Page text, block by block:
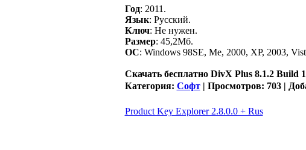
Год: 2011.
Язык: Русский.
Ключ: Не нужен.
Размер: 45,2Мб.
ОС: Windows 98SE, Me, 2000, XP, 2003,
Скачать бесплатно DivX Plus 8.1.2 Build
Категория: Софт| Просмотров: 703 |
Product Key Explorer 2.8.0.0 + Rus